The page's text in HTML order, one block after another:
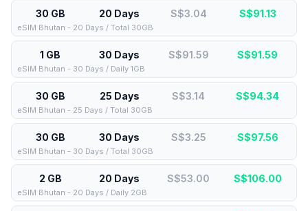
30 GB 20 Days S$3.04 S$91.13
eSIM Bhutan - 20 Days / Total 30GB
1 GB 30 Days S$91.59 S$91.59
eSIM Bhutan - 30 Days / Daily 1GB
30 GB 25 Days S$3.14 S$94.34
eSIM Bhutan - 25 Days / Total 30GB
30 GB 30 Days S$3.25 S$97.56
eSIM Bhutan - 30 Days / Total 30GB
2 GB 20 Days S$53.00 S$106.00
eSIM Bhutan - 20 Days / Daily 2GB